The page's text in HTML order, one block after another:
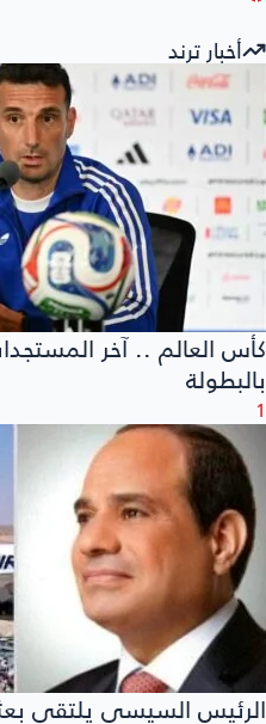
أخبار ترند
كأس العالم .. آخر
بالبطولة
1
الرئيس السيسي يلتقي